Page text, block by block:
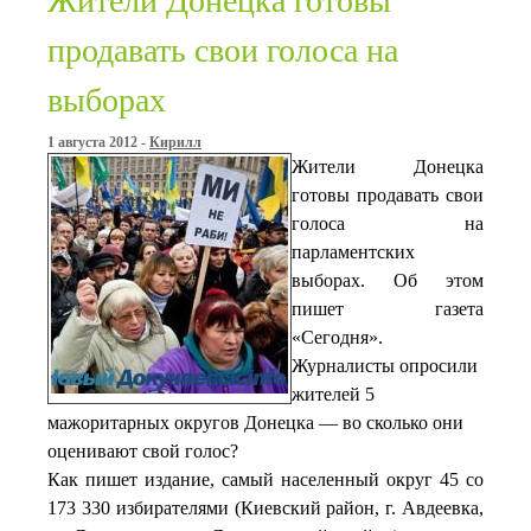
продавать свои голоса на
выборах
1 августа 2012 - Кирилл
Жители Донецка
готовы продавать свои
голоса на
парламентских
выборах. Об этом
пишет газета
«Сегодня».
Журналисты опросили
жителей 5
мажоритарных округов Донецка — во сколько они
оценивают свой голос?
Как пишет издание, самый населенный округ 45 со
173 330 избирателями (Киевский район, г. Авдеевка,